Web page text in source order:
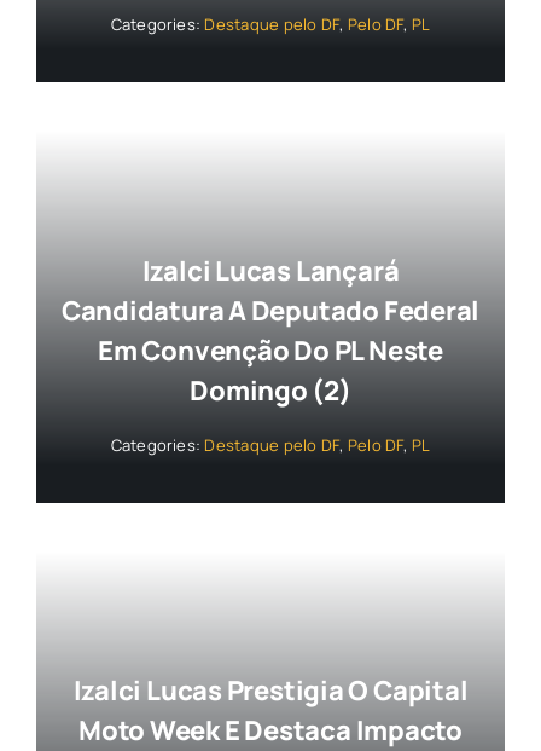
Categories: Destaque pelo DF, Pelo DF, PL
Izalci Lucas Lançará
Candidatura A Deputado Federal
Em Convenção Do PL Neste
Domingo (2)
Categories: Destaque pelo DF, Pelo DF, PL
Izalci Lucas Prestigia O Capital
Moto Week E Destaca Impacto